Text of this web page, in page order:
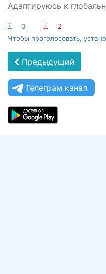
Адаптируюсь к
:-) 0 :-(
2
Чтобы проголосовать,
Предыдущий
Телеграм канал